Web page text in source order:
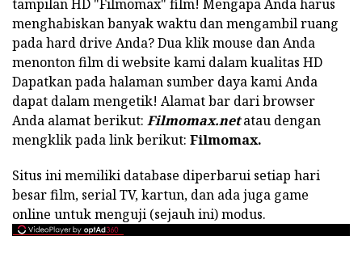
tampilan HD "Filmomax" film! Mengapa Anda harus
menghabiskan banyak waktu dan mengambil ruang
pada hard drive Anda? Dua klik mouse dan Anda
menonton film di website kami dalam kualitas HD
Dapatkan pada halaman sumber daya kami Anda
dapat dalam mengetik! Alamat bar dari browser
Anda alamat berikut: Filmomax.netatau dengan
mengklik pada link berikut: Filmomax.
Situs ini memiliki database diperbarui setiap hari
besar film, serial TV, kartun, dan ada juga game
online untuk menguji (sejauh ini) modus.